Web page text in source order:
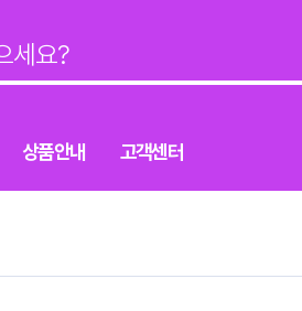
상품안내 고객센터